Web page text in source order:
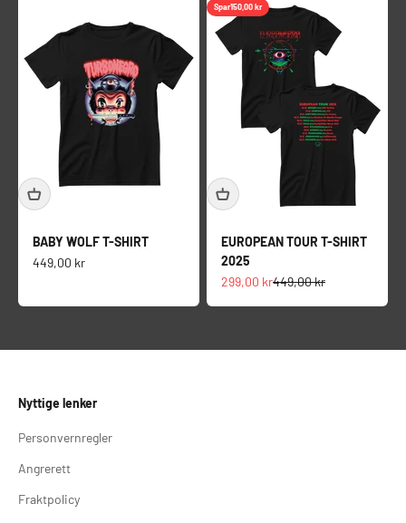
BABY WOLF T-SHIRT
Salgspris
449,00 kr
Spar150,00 kr
EUROPEAN TOUR T-SHIRT
2025
Salgspris
299,00 krNormalpris
449,00 kr
Nyttige lenker
Personvernregler
Angrerett
Fraktpolicy